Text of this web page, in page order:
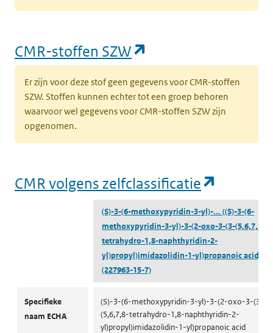
CMR-stoffen SZW
Er zijn voor deze stof geen gegevens voor CMR-stoffen
SZW. Stoffen kunnen echter tot een groep behoren
waarvoor wel gegevens voor CMR-stoffen SZW zijn
opgenomen.
CMR volgens zelfclassificatie
(S)-3-(6-methoxypyridin-3-yl)-... ((S)-3-(6-
methoxypyridin-3-yl)-3-(2-oxo-3-(3-(5,6,7,8-
tetrahydro-1,8-naphthyridin-2-
yl)propyl)imidazolidin-1-yl)propanoic acid)
(227963-15-7)
Specifieke
naam ECHA
(S)-3-(6-methoxypyridin-3-yl)-3-(2-oxo-3-(3-
(5,6,7,8-tetrahydro-1,8-naphthyridin-2-
yl)propyl)imidazolidin-1-yl)propanoic acid